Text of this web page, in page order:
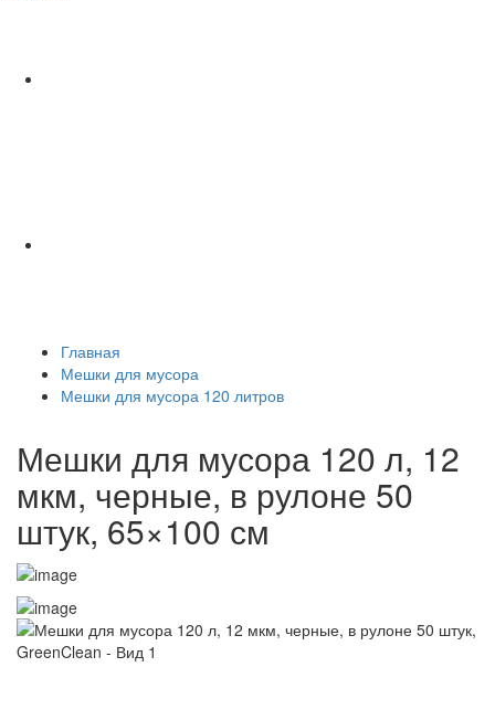
Главная
Мешки для мусора
Мешки для мусора 120 литров
Мешки для мусора 120 л, 12
мкм, черные, в рулоне 50
штук, 65×100 см